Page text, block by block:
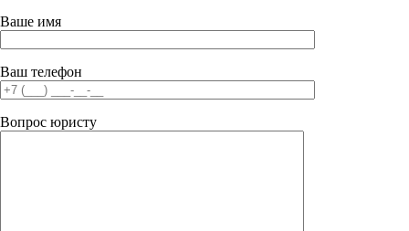
Ваше имя
Ваш телефон
Вопрос юристу